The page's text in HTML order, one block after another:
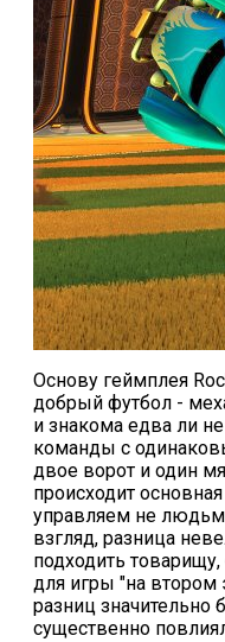
ответы
Онлайн
Slither io
Deep io
Основу геймплея
добрый футбол -
и знакома едва ли
команды с
двое ворот и один
происходит
управляем не
взгляд, разница
подходить
для игры "на втором
разниц значительно
существенно